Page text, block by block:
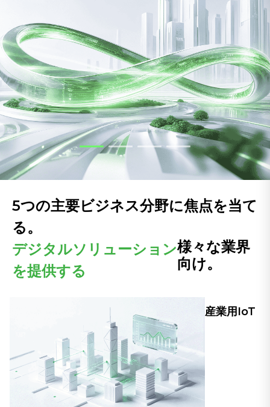
5つの主要ビジネス分野に焦点を当て
る。
デジタルソリューション
を提供する
様々な業界
向け。
産業用IoT